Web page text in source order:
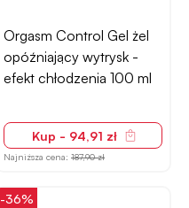
Orgasm Control Gel żel
opóźniający wytrysk -
efekt chłodzenia 100 ml
Kup - 94,91 zł
Najniższa cena: 187,90 zł
-36%